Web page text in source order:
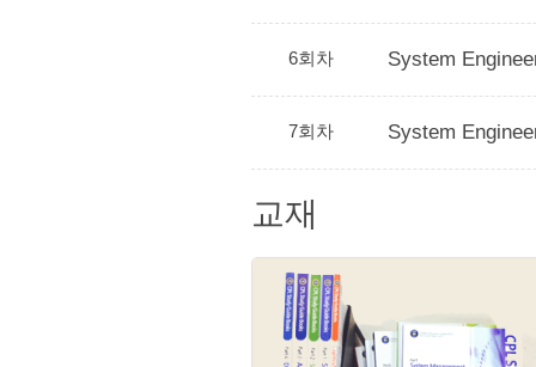
6회차 System
7회차 System
교재